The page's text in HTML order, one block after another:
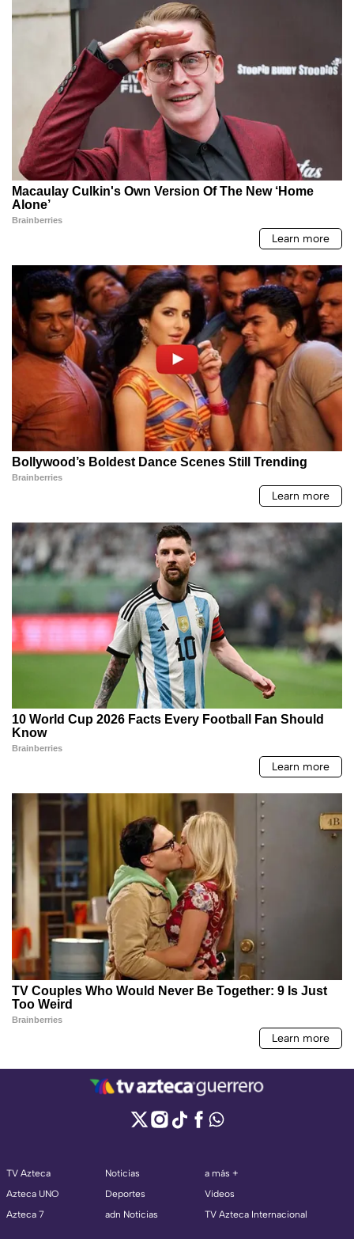
TV Azteca
Azteca UNO
Azteca 7
Noticias
Deportes
adn Noticias
a más +
Videos
TV Azteca Internacional